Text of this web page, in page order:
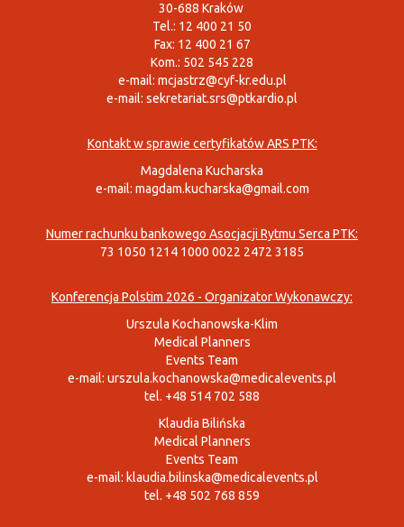
30-688 Kraków
Tel.: 12 400 21 50
Fax: 12 400 21 67
Kom.: 502 545 228
e-mail: mcjastrz@cyf-kr.edu.pl
e-mail: sekretariat.srs@ptkardio.pl
Kontakt w sprawie certyfikatów ARS PTK:
Magdalena Kucharska
e-mail: magdam.kucharska@gmail.com
Numer rachunku bankowego Asocjacji Rytmu Serca PTK:
73 1050 1214 1000 0022 2472 3185
Konferencja Polstim 2026 - Organizator Wykonawczy:
Urszula Kochanowska-Klim
Medical Planners
Events Team
e-mail: urszula.kochanowska@medicalevents.pl
tel. +48 514 702 588
Klaudia Bilińska
Medical Planners
Events Team
e-mail: klaudia.bilinska@medicalevents.pl
tel. +48 502 768 859